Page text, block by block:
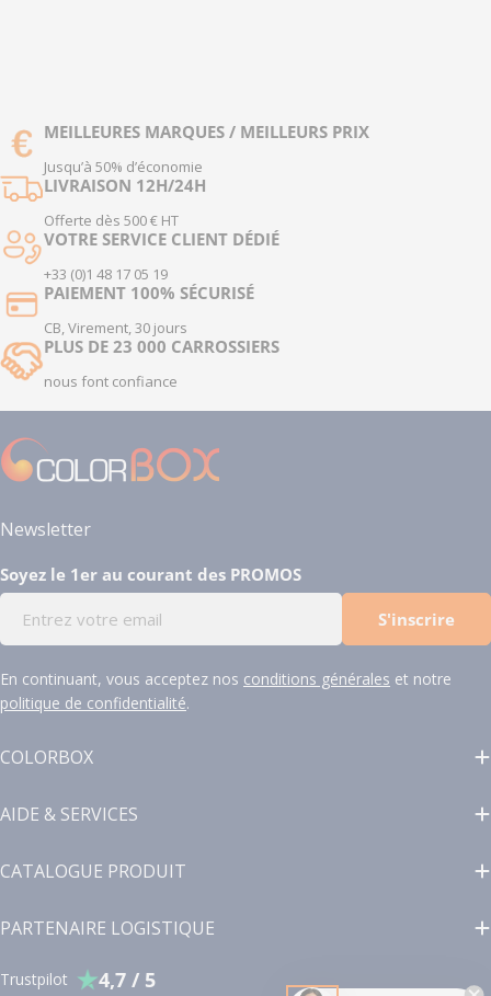
MEILLEURES MARQUES / MEILLEURS PRIX
Jusqu’à 50% d’économie
LIVRAISON 12H/24H
Offerte dès 500 € HT
VOTRE SERVICE CLIENT DÉDIÉ
+33 (0)1 48 17 05 19
PAIEMENT 100% SÉCURISÉ
CB, Virement, 30 jours
PLUS DE 23 000 CARROSSIERS
nous font confiance
Newsletter
Soyez le 1er au courant des PROMOS
mail
S'inscrire
En continuant, vous acceptez nos conditions générales et notre
politique de confidentialité.
COLORBOX
AIDE & SERVICES
CATALOGUE PRODUIT
PARTENAIRE LOGISTIQUE
Trustpilot 4,7 / 5